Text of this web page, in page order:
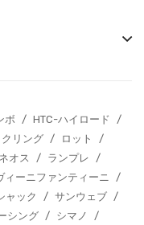
ボ / HTC-ハイロード
/
リング / ロット
/
オス / ランプレ
/
ィーニファンティーニ
/
ャック / サンウェブ /
シング / シマノ /